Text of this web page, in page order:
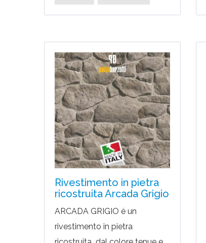
Rivestimento in pietra
ricostruita Arcada Grigio
ARCADA GRIGIO è un
rivestimento in pietra